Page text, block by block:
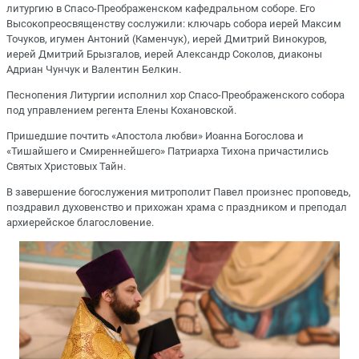
литургию в Спасо-Преображенском кафедральном соборе. Его
Высокопреосвященству сослужили: ключарь собора иерей Максим
Точуков, игумен Антоний (Каменчук), иерей Дмитрий Винокуров,
иерей Дмитрий Брызгалов, иерей Александр Соколов, диаконы
Адриан Чунчук и Валентин Белкин.
Песнопения Литургии исполнил хор Спасо-Преображенского собора
под управлением регента Елены Кохановской.
Пришедшие почтить «Апостола любви» Иоанна Богослова и
«Тишайшего и Смиреннейшего» Патриарха Тихона причастились
Святых Христовых Тайн.
В завершение богослужения митрополит Павел произнес проповедь,
поздравил духовенство и прихожан храма с праздником и преподал
архиерейское благословение.